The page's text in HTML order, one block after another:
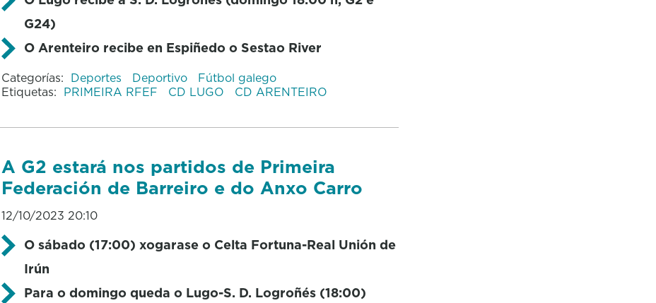
G24)
O Arenteiro recibe en Espiñedo o Sestao River
Categorías: Deportes Deportivo
Fútbol galego
Etiquetas: PRIMEIRA RFEF CD LUGO CD ARENTEIRO
A G2 estará nos partidos de Primeira
Federación de Barreiro e do Anxo Carro
12/10/2023 20:10
O sábado (17:00) xogarase o Celta Fortuna-Real Unión de
Irún
Para o domingo queda o Lugo-S. D. Logroñés (18:00)